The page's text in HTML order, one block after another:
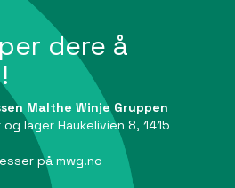
dere å
Malthe Winje Gruppen
lager Haukelivien 8, 1415
på mwg.no